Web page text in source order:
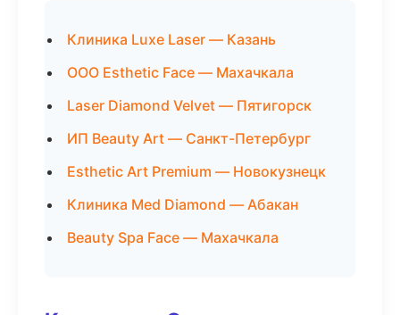
Клиника Luxe Laser — Казань
ООО Esthetic Face — Махачкала
Laser Diamond Velvet — Пятигорск
ИП Beauty Art — Санкт-Петербург
Esthetic Art Premium — Новокузнецк
Клиника Med Diamond — Абакан
Beauty Spa Face — Махачкала